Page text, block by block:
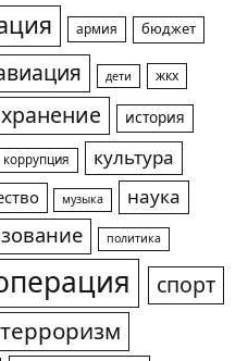
армия бюджет
дети жкх
история
коррупция
культура
музыка
наука
политика
спорт
терроризм